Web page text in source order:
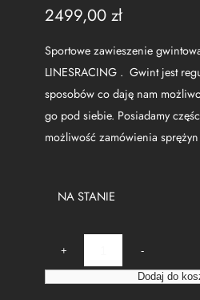
2499,00 zł
Sportowe zawieszenie
LINESRACING . Gwint jest
sposobów co daję nam
go pod siebie. Posiadamy
możliwość zamówienia
NA STANIE
o
ś
-
+
Dodaj do